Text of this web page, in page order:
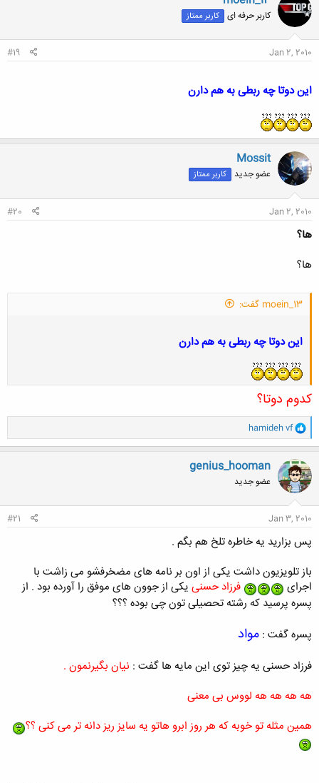
ش
ه
ا
کاربر حرفه ای کاربر ممتاز
Jan 2, 2010
#19
این دوتا چه ربطی به هم دارن
Mossit
عضو جدید کاربر ممتاز
Jan 2, 2010
#20
ها؟
ها؟
moein_13 گفت:
این دوتا چه ربطی به هم دارن
کدوم دوتا؟
و
ا
ک
ن
ش
ه
ا
hamideh vf
genius_hooman
عضو جدید
Jan 3, 2010
#21
پس بزارید یه خاطره تلخ هم بگم .
باز تلویزیون داشت یکی از اون بر نامه های مضخرفشو می زاشت با
اجرای
فرزاد حسنی یکی از جوون های موفق را آورده بود . از
پسره پرسید که رشته تحصیلی تون چی بوده ؟؟؟
پسره گفت : مواد
فرزاد حسنی یه چیز توی این مایه ها گفت : نیان بگیرنمون .
هه هه هه هه لووس بی معنی
همین مثله تو خوبه که هر روز ابرو هاتو یه سایز ریز دانه تر می کنی ؟؟